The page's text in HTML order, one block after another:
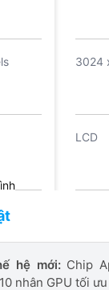
lệ
3024
LCD
toàn
1.600
hệ mới:Chip
nhân GPU tối